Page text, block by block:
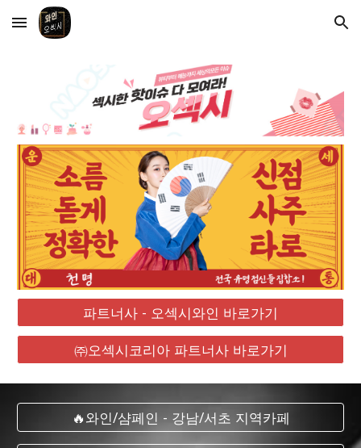
Skip to main content Skip to navigation
파트너사 - 오섹시와인 바로가기
㈜오섹시코리아 파트너사 바로가기
🔥와인/샴페인 - 강남/서초 지역카페